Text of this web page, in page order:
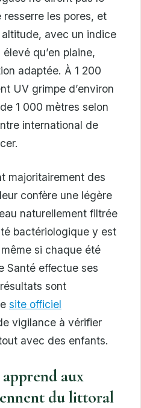
resserre les pores, et
altitude, avec un indice
qu’en plaine,
adaptée. À 1 200
UV grimpe d’environ
1 000 mètres selon
international de
majoritairement des
confère une légère
naturellement filtrée
bactériologique y est
si chaque été
Santé effectue ses
sont
site officiel
vigilance à vérifier
avec des enfants.
aux
du littoral